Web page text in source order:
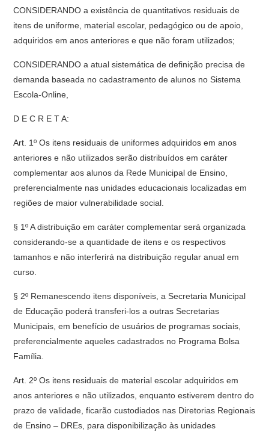
CONSIDERANDO a existência de quantitativos residuais de
itens de uniforme, material escolar, pedagógico ou de apoio,
adquiridos em anos anteriores e que não foram utilizados;
CONSIDERANDO a atual sistemática de definição precisa de
demanda baseada no cadastramento de alunos no Sistema
Escola-Online,
D E C R E T A:
Art. 1º Os itens residuais de uniformes adquiridos em anos
anteriores e não utilizados serão distribuídos em caráter
complementar aos alunos da Rede Municipal de Ensino,
preferencialmente nas unidades educacionais localizadas em
regiões de maior vulnerabilidade social.
§ 1º A distribuição em caráter complementar será organizada
considerando-se a quantidade de itens e os respectivos
tamanhos e não interferirá na distribuição regular anual em
curso.
§ 2º Remanescendo itens disponíveis, a Secretaria Municipal
de Educação poderá transferi-los a outras Secretarias
Municipais, em benefício de usuários de programas sociais,
preferencialmente aqueles cadastrados no Programa Bolsa
Família.
Art. 2º Os itens residuais de material escolar adquiridos em
anos anteriores e não utilizados, enquanto estiverem dentro do
prazo de validade, ficarão custodiados nas Diretorias Regionais
de Ensino – DREs, para disponibilização às unidades